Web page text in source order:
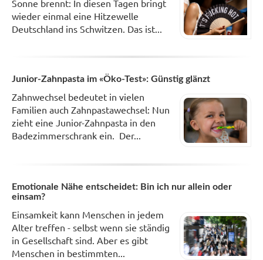
Sonne brennt: In diesen Tagen bringt
wieder einmal eine Hitzewelle
Deutschland ins Schwitzen. Das ist...
Junior-Zahnpasta im «Öko-Test»: Günstig glänzt
Zahnwechsel bedeutet in vielen
Familien auch Zahnpastawechsel: Nun
zieht eine Junior-Zahnpasta in den
Badezimmerschrank ein. Der...
Emotionale Nähe entscheidet: Bin ich nur allein oder
einsam?
Einsamkeit kann Menschen in jedem
Alter treffen - selbst wenn sie ständig
in Gesellschaft sind. Aber es gibt
Menschen in bestimmten...